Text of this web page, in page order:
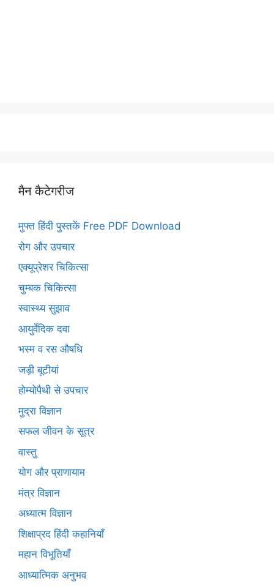
मैन कैटेगरीज
मुफ्त हिंदी पुस्तकें Free PDF Download
रोग और उपचार
एक्यूप्रेशर चिकित्सा
चुम्बक चिकित्सा
स्वास्थ्य सुझाव
आयुर्वेदिक दवा
भस्म व रस औषधि
जड़ी बूटीयां
होम्योपैथी से उपचार
मुद्रा विज्ञान
सफल जीवन के सूत्र
वास्तु
योग और प्राणायाम
मंत्र विज्ञान
अध्यात्म विज्ञान
शिक्षाप्रद हिंदी कहानियाँ
महान विभूतियाँ
आध्यात्मिक अनुभव